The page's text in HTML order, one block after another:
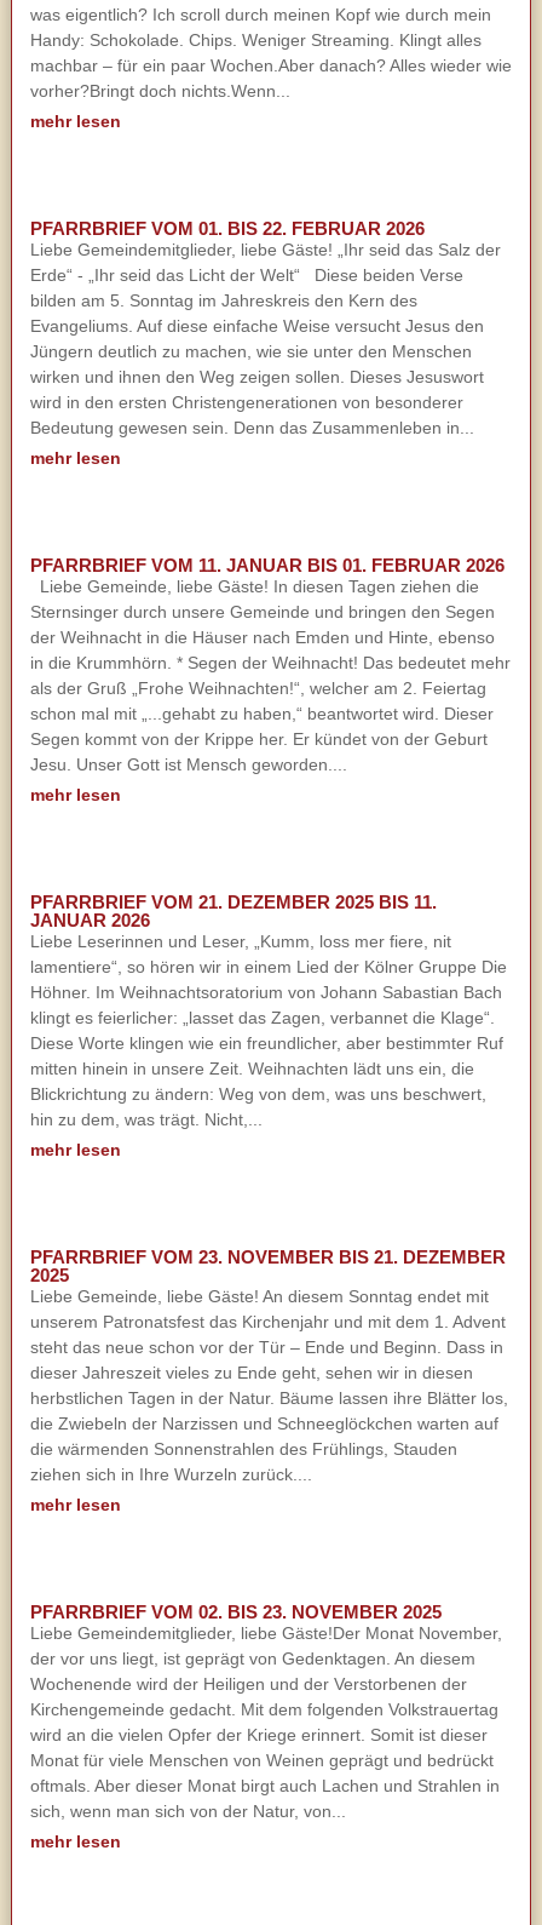
was eigentlich? Ich scroll durch meinen Kopf wie durch mein
Handy: Schokolade. Chips. Weniger Streaming. Klingt alles
machbar – für ein paar Wochen.Aber danach? Alles wieder wie
vorher?Bringt doch nichts.Wenn...
mehr lesen
PFARRBRIEF VOM 01. BIS 22. FEBRUAR 2026
Liebe Gemeindemitglieder, liebe Gäste! „Ihr seid das Salz der
Erde“ - „Ihr seid das Licht der Welt“ Diese beiden Verse
bilden am 5. Sonntag im Jahreskreis den Kern des
Evangeliums. Auf diese einfache Weise versucht Jesus den
Jüngern deutlich zu machen, wie sie unter den Menschen
wirken und ihnen den Weg zeigen sollen. Dieses Jesuswort
wird in den ersten Christengenerationen von besonderer
Bedeutung gewesen sein. Denn das Zusammenleben in...
mehr lesen
PFARRBRIEF VOM 11. JANUAR BIS 01. FEBRUAR 2026
Liebe Gemeinde, liebe Gäste! In diesen Tagen ziehen die
Sternsinger durch unsere Gemeinde und bringen den Segen
der Weihnacht in die Häuser nach Emden und Hinte, ebenso
in die Krummhörn. * Segen der Weihnacht! Das bedeutet mehr
als der Gruß „Frohe Weihnachten!“, welcher am 2. Feiertag
schon mal mit „...gehabt zu haben,“ beantwortet wird. Dieser
Segen kommt von der Krippe her. Er kündet von der Geburt
Jesu. Unser Gott ist Mensch geworden....
mehr lesen
PFARRBRIEF VOM 21. DEZEMBER 2025 BIS 11.
JANUAR 2026
Liebe Leserinnen und Leser, „Kumm, loss mer fiere, nit
lamentiere“, so hören wir in einem Lied der Kölner Gruppe Die
Höhner. Im Weihnachtsoratorium von Johann Sabastian Bach
klingt es feierlicher: „lasset das Zagen, verbannet die Klage“.
Diese Worte klingen wie ein freundlicher, aber bestimmter Ruf
mitten hinein in unsere Zeit. Weihnachten lädt uns ein, die
Blickrichtung zu ändern: Weg von dem, was uns beschwert,
hin zu dem, was trägt. Nicht,...
mehr lesen
PFARRBRIEF VOM 23. NOVEMBER BIS 21. DEZEMBER
2025
Liebe Gemeinde, liebe Gäste! An diesem Sonntag endet mit
unserem Patronatsfest das Kirchenjahr und mit dem 1. Advent
steht das neue schon vor der Tür – Ende und Beginn. Dass in
dieser Jahreszeit vieles zu Ende geht, sehen wir in diesen
herbstlichen Tagen in der Natur. Bäume lassen ihre Blätter los,
die Zwiebeln der Narzissen und Schneeglöckchen warten auf
die wärmenden Sonnenstrahlen des Frühlings, Stauden
ziehen sich in Ihre Wurzeln zurück....
mehr lesen
PFARRBRIEF VOM 02. BIS 23. NOVEMBER 2025
Liebe Gemeindemitglieder, liebe Gäste!Der Monat November,
der vor uns liegt, ist geprägt von Gedenktagen. An diesem
Wochenende wird der Heiligen und der Verstorbenen der
Kirchengemeinde gedacht. Mit dem folgenden Volkstrauertag
wird an die vielen Opfer der Kriege erinnert. Somit ist dieser
Monat für viele Menschen von Weinen geprägt und bedrückt
oftmals. Aber dieser Monat birgt auch Lachen und Strahlen in
sich, wenn man sich von der Natur, von...
mehr lesen